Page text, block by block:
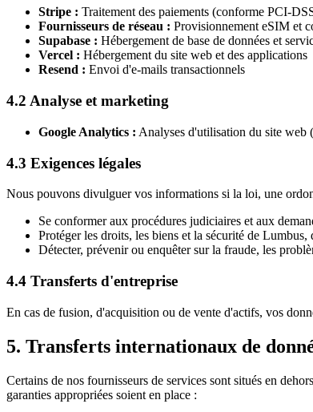
Stripe : Traitement des paiements (conforme PCI-
Fournisseurs de réseau : Provisionnement eSIM et
Supabase : Hébergement de base de données et
Vercel : Hébergement du site web et des applications
Resend : Envoi d'e-mails transactionnels
4.2 Analyse et marketing
Google Analytics : Analyses d'utilisation du site web
4.3 Exigences légales
Nous pouvons divulguer vos informations si la loi, une
Se conformer aux procédures judiciaires et aux
Protéger les droits, les biens et la sécurité de
Détecter, prévenir ou enquêter sur la fraude, les
4.4 Transferts d'entreprise
En cas de fusion, d'acquisition ou de vente d'actifs, vos
5. Transferts internationaux de
Certains de nos fournisseurs de services sont situés en
garanties appropriées soient en place :